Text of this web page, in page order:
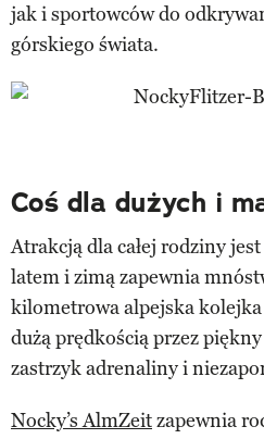
jak i sportowców do
górskiego świata.
Coś dla dużych i
Atrakcją dla całej rodziny
latem i zimą zapewnia
kilometrowa alpejska kolejka
dużą prędkością przez
zastrzyk adrenaliny i
Nocky’s AlmZeitzapewnia